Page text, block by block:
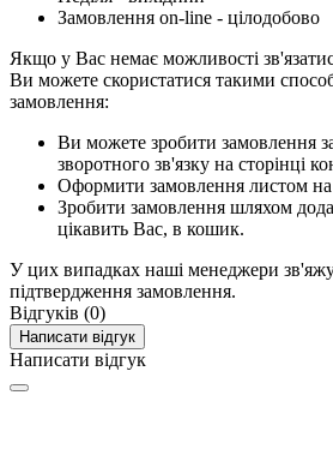
Замовлення on-line - цілодобово
Якщо у Вас немає можливості
Ви можете скористатися такими
замовлення:
Ви можете зробити замовлення
зворотного зв'язку на сторінці
Оформити замовлення листом
Зробити замовлення шляхом
цікавить Вас, в кошик.
У цих випадках наші менеджери
підтвердження замовлення.
Відгуків (0)
Написати відгук
Написати відгук